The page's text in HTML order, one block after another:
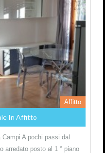
Affitto
In Affitto
A pochi passi dal
arredato posto al 1 ° piano